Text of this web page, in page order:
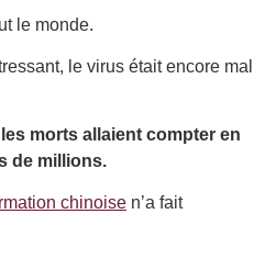
le monde.
le virus était encore mal
morts allaient compter en
de millions.
chinoise n’a fait